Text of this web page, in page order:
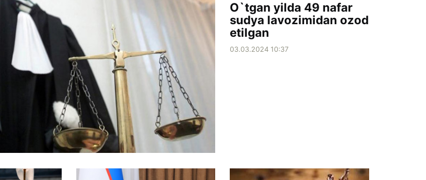
O`tgan yilda 49 nafar
sudya lavozimidan ozod
etilgan
03.03.2024 10:37